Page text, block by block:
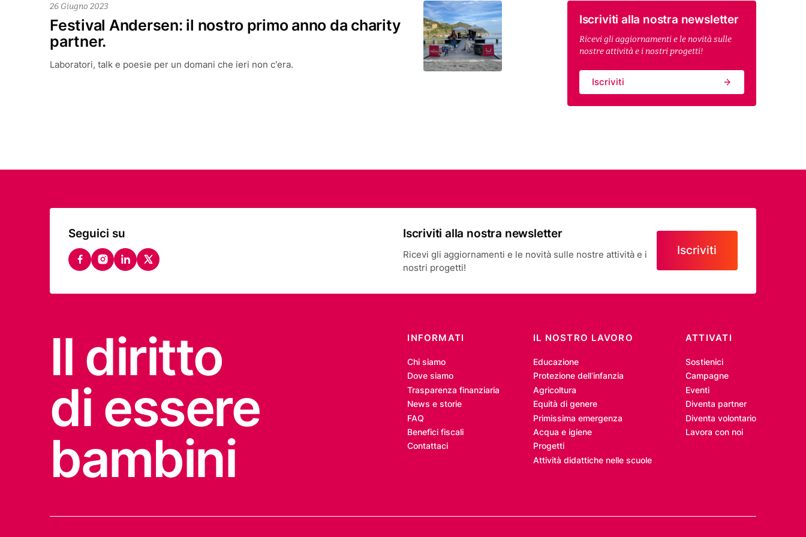
Festival Andersen: il nostro primo anno da charity
partner.
26 Giugno 2023
Laboratori, talk e poesie per un domani che ieri non c’era.
Iscriviti alla nostra newsletter
Ricevi gli aggiornamenti e le novità sulle
nostre attività e i nostri progetti!
Iscriviti
Seguici su
facebook
instagram
linkedin
twitter
Iscriviti alla nostra newsletter
Ricevi gli aggiornamenti e le novità sulle nostre attività e i
nostri progetti!
Iscriviti
Il diritto
di essere
bambini
INFORMATI
Chi siamo
Dove siamo
Trasparenza finanziaria
News e storie
FAQ
Benefici fiscali
Contattaci
IL NOSTRO LAVORO
Educazione
Protezione dell’infanzia
Agricoltura
Equità di genere
Primissima emergenza
Acqua e igiene
Progetti
Attività didattiche nelle scuole
ATTIVATI
Sostienici
Campagne
Eventi
Diventa partner
Diventa volontario
Lavora con noi